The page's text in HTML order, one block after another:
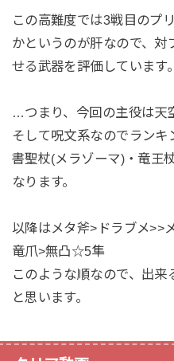
この高難度では3戦目のプ
かというのが肝なので、対
せる武器を評価しています。
…つまり、今回の主役は天
そして呪文系なのでランキ
書聖杖(メラゾーマ)・竜王
なります。
以降はメタ斧>ドラブメ
竜爪>無凸☆5隼
このような順なので、出
と思います。